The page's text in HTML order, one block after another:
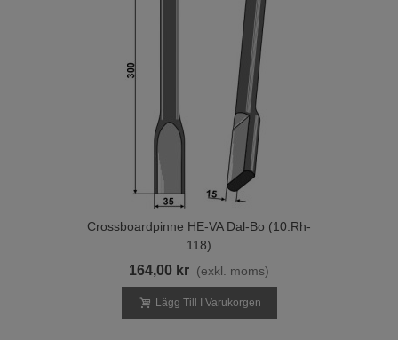
Crossboardpinne HE-VA Dal-Bo (10.rh-
118)
164,00 kr (exkl. moms)
Lägg Till I Varukorgen